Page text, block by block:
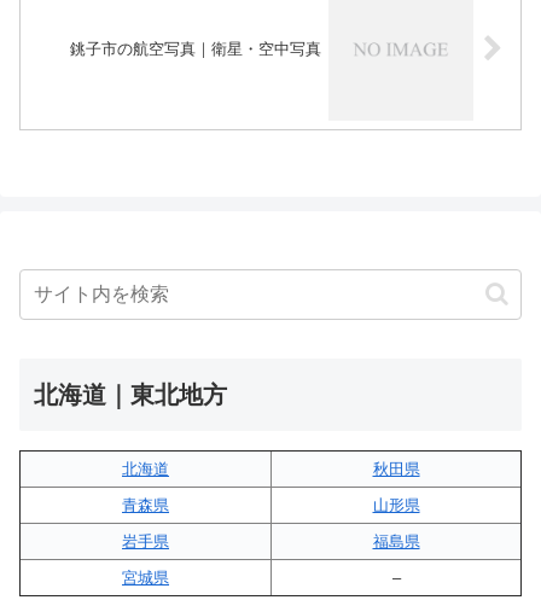
銚子市の航空写真｜衛星・空中写真
北海道｜東北地方
北海道
秋田県
青森県
山形県
岩手県
福島県
宮城県
–